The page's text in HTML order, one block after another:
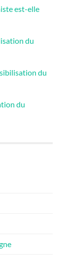
est-elle
du
du
du